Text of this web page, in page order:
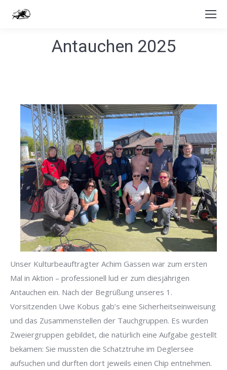
Antauchen 2025
Unser Kulturbeauftragter Achim Gassen war zum ersten
Mal in Aktion – professionell lud er zum diesjährigen
Antauchen ein. Nach der Begrüßung unseres 1.
Vorsitzenden Uwe Kobus gab’s eine Sicherheitseinweisung
und das Zusammenstellen der Tauchgruppen. Es wurden
Zweiergruppen gebildet, die natürlich eine Aufgabe gestellt
bekamen: Sie mussten die Schatztruhe im Deglersee
aufsuchen und durften dort jeweils einen Chip entnehmen.